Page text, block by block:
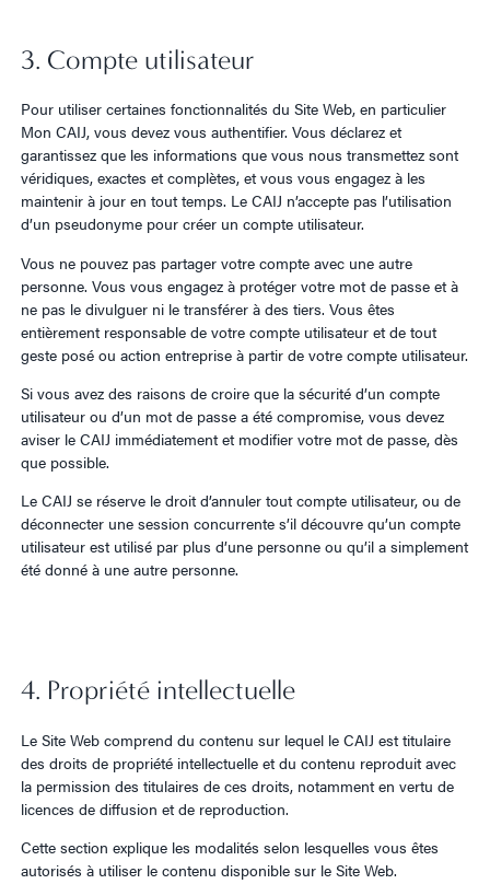
3. Compte utilisateur
Pour utiliser certaines fonctionnalités du Site Web, en particulier
Mon CAIJ, vous devez vous authentifier. Vous déclarez et
garantissez que les informations que vous nous transmettez sont
véridiques, exactes et complètes, et vous vous engagez à les
maintenir à jour en tout temps. Le CAIJ n’accepte pas l’utilisation
d’un pseudonyme pour créer un compte utilisateur.
Vous ne pouvez pas partager votre compte avec une autre
personne. Vous vous engagez à protéger votre mot de passe et à
ne pas le divulguer ni le transférer à des tiers. Vous êtes
entièrement responsable de votre compte utilisateur et de tout
geste posé ou action entreprise à partir de votre compte utilisateur.
Si vous avez des raisons de croire que la sécurité d’un compte
utilisateur ou d’un mot de passe a été compromise, vous devez
aviser le CAIJ immédiatement et modifier votre mot de passe, dès
que possible.
Le CAIJ se réserve le droit d’annuler tout compte utilisateur, ou de
déconnecter une session concurrente s’il découvre qu’un compte
utilisateur est utilisé par plus d’une personne ou qu’il a simplement
été donné à une autre personne.
4. Propriété intellectuelle
Le Site Web comprend du contenu sur lequel le CAIJ est titulaire
des droits de propriété intellectuelle et du contenu reproduit avec
la permission des titulaires de ces droits, notamment en vertu de
licences de diffusion et de reproduction.
Cette section explique les modalités selon lesquelles vous êtes
autorisés à utiliser le contenu disponible sur le Site Web.